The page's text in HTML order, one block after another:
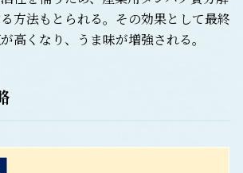
方法もとられる。その効果として最終
高くなり、うま味が増強される。